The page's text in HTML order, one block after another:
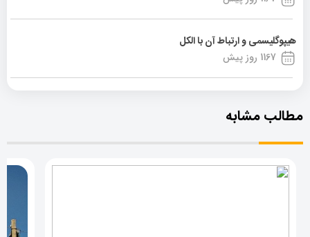
هیپوگلیسمی و ارتباط آن با الکل
1167 روز پیش
مطالب مشابه